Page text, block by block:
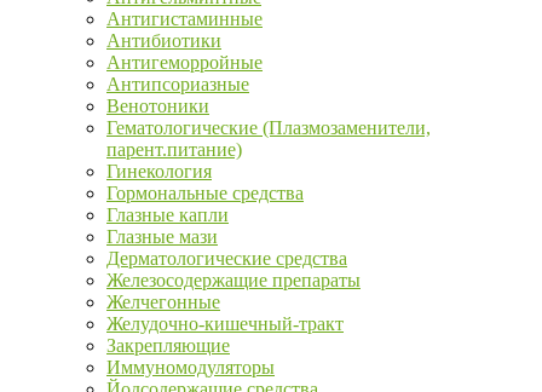
Антигистаминные
Антибиотики
Антигеморройные
Антипсориазные
Венотоники
Гематологические (Плазмозаменители,
парент.питание)
Гинекология
Гормональные средства
Глазные капли
Глазные мази
Дерматологические средства
Железосодержащие препараты
Желчегонные
Желудочно-кишечный-тракт
Закрепляющие
Иммуномодуляторы